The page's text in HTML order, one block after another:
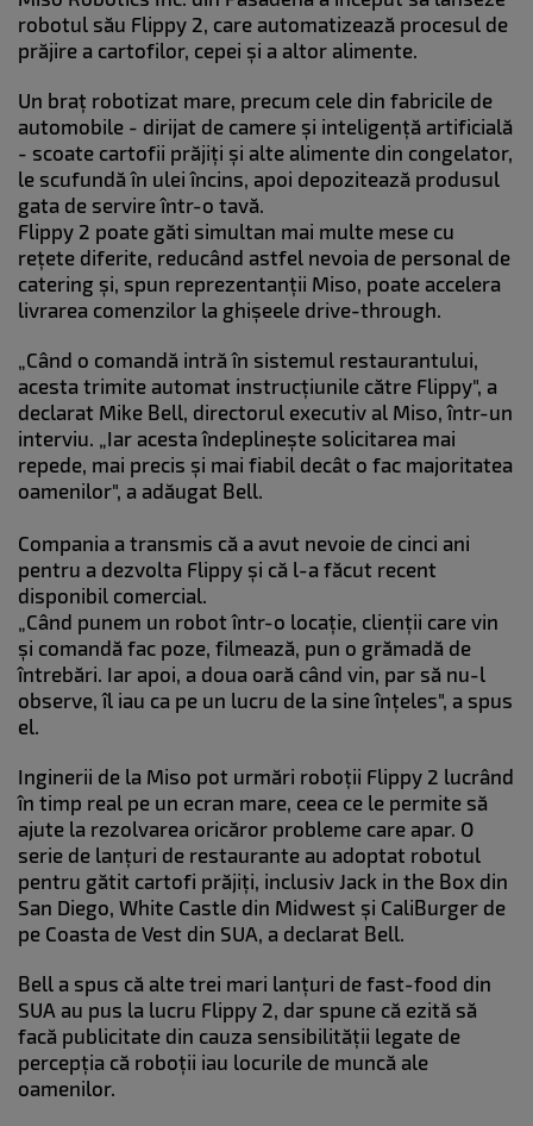
robotul său Flippy 2, care automatizează procesul de
prăjire a cartofilor, cepei și a altor alimente.
Un braț robotizat mare, precum cele din fabricile de
automobile - dirijat de camere și inteligență artificială
- scoate cartofii prăjiți și alte alimente din congelator,
le scufundă în ulei încins, apoi depozitează produsul
gata de servire într-o tavă.
Flippy 2 poate găti simultan mai multe mese cu
rețete diferite, reducând astfel nevoia de personal de
catering și, spun reprezentanții Miso, poate accelera
livrarea comenzilor la ghișeele drive-through.
„Când o comandă intră în sistemul restaurantului,
acesta trimite automat instrucțiunile către Flippy", a
declarat Mike Bell, directorul executiv al Miso, într-un
interviu. „Iar acesta îndeplinește solicitarea mai
repede, mai precis și mai fiabil decât o fac majoritatea
oamenilor", a adăugat Bell.
Compania a transmis că a avut nevoie de cinci ani
pentru a dezvolta Flippy și că l-a făcut recent
disponibil comercial.
„Când punem un robot într-o locație, clienții care vin
și comandă fac poze, filmează, pun o grămadă de
întrebări. Iar apoi, a doua oară când vin, par să nu-l
observe, îl iau ca pe un lucru de la sine înțeles", a spus
el.
Inginerii de la Miso pot urmări roboții Flippy 2 lucrând
în timp real pe un ecran mare, ceea ce le permite să
ajute la rezolvarea oricăror probleme care apar. O
serie de lanțuri de restaurante au adoptat robotul
pentru gătit cartofi prăjiți, inclusiv Jack in the Box din
San Diego, White Castle din Midwest și CaliBurger de
pe Coasta de Vest din SUA, a declarat Bell.
Bell a spus că alte trei mari lanțuri de fast-food din
SUA au pus la lucru Flippy 2, dar spune că ezită să
facă publicitate din cauza sensibilității legate de
percepția că roboții iau locurile de muncă ale
oamenilor.